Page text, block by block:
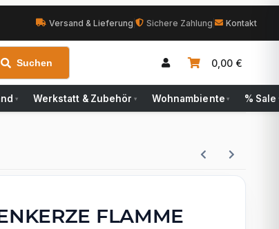
Versand & Lieferung Sichere Zahlung Kontakt
Suchen 0,00 €
▾ Werkstatt & Zubehör ▾ Wohnambiente ▾ % Sale
FLAMME